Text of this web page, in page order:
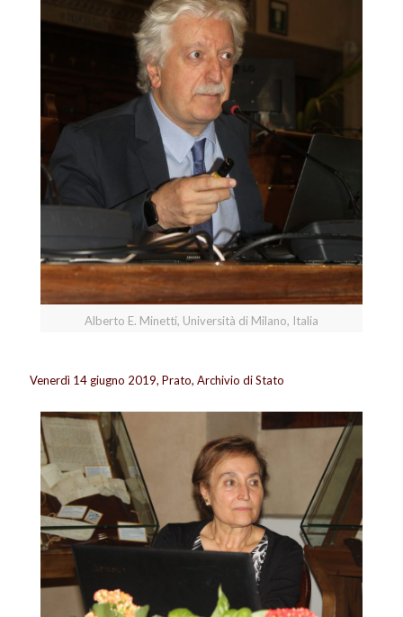
Alberto E. Minetti, Università di Milano, Italia
Venerdì 14 giugno 2019, Prato, Archivio di Stato